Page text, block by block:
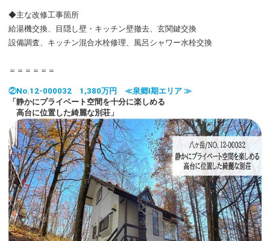
◆主な改修工事箇所
給湯機交換、目隠し壁・キッチン壁撤去、玄関鍵交換
設備調査、キッチン混合水栓修理、風呂シャワー水栓交換
＝＝＝＝＝＝
②No.12-000032 1,380万円 ≪泉郷Ⅰ期エリア ≫
「静かにプライベート空間を十分に楽しめる
高台に位置した綺麗な別荘」